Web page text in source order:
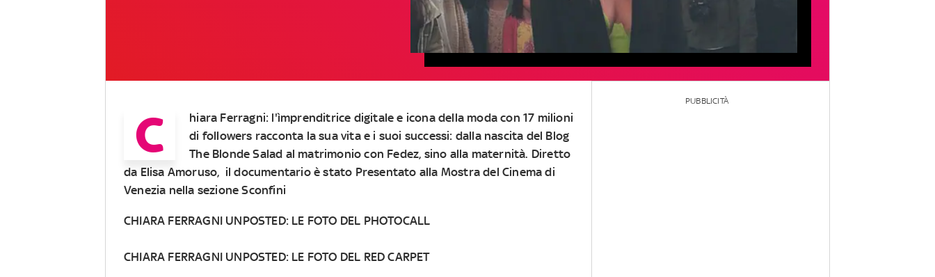
C hiara Ferragni: l'ìmprenditrice digitale e icona della moda con 17 milioni
di followers racconta la sua vita e i suoi successi: dalla nascita del Blog
The Blonde Salad al matrimonio con Fedez, sino alla maternità. Diretto
da Elisa Amoruso, ildocumentarioè stato Presentato alla Mostra del Cinema di
Venezia nella sezione Sconfini
CHIARA FERRAGNI UNPOSTED: LE FOTO DEL PHOTOCALL
CHIARA FERRAGNI UNPOSTED: LE FOTO DEL RED CARPET
PUBBLICITÀ